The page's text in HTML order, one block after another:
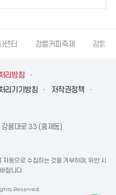
센터 강릉커피축제 강릉과
리방침
리기기방침
저작권정책
릉대로 33 (홍제동)
동으로 수집하는 것을 거부하며, 위반 시
랍니다.
Reserved.